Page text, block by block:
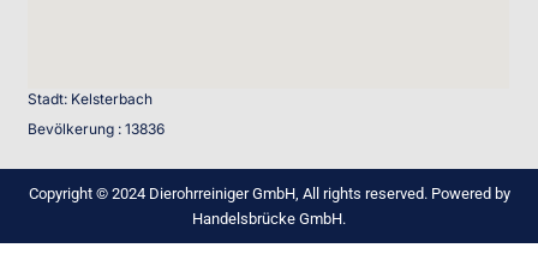
Stadt: Kelsterbach
Bevölkerung : 13836
Copyright © 2024 Dierohrreiniger GmbH, All rights reserved. Powered by
Handelsbrücke GmbH.